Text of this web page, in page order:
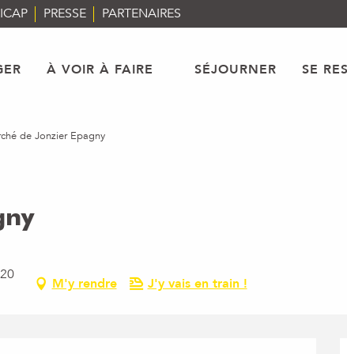
PRESSE PARTENAIRES
À VOIR À FAIRE SÉJOURNER SE
de Jonzier Epagny
M'y rendre J'y vais en train !